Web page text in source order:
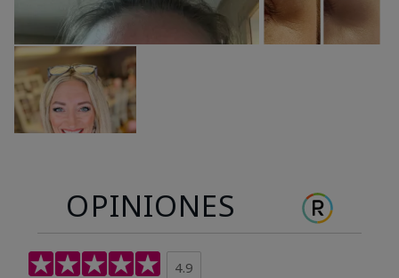
OPINIONES
4.9